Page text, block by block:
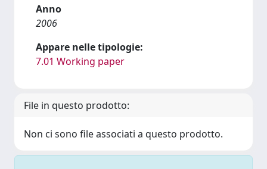
Anno
2006
Appare nelle tipologie:
7.01 Working paper
File in questo prodotto:
Non ci sono file associati a questo prodotto.